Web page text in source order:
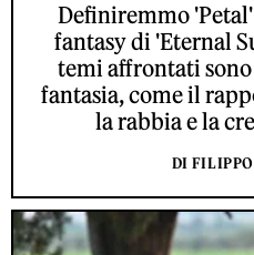
Definiremmo
fantasy di 'Eternal
temi affrontati
fantasia, come il
la rabbia e la
DI